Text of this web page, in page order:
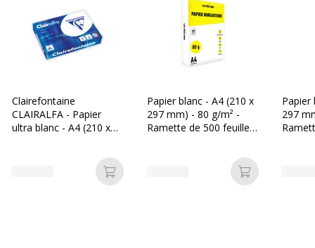
Clairefontaine
CLAIRALFA - Papier
ultra blanc - A4 (210 x
Ajouter au panier
Papier blanc - A4 (210 x
297 mm) - 80 g/m² -
Ramette de 500 feuilles
Ajouter au
Papier
297